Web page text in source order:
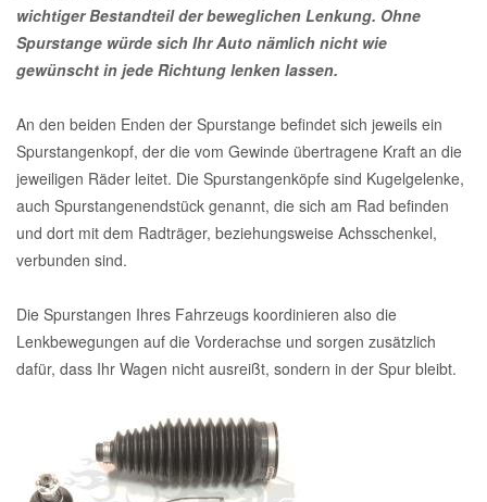
wichtiger Bestandteil der beweglichen Lenkung. Ohne
Spurstange würde sich Ihr Auto nämlich nicht wie
gewünscht in jede Richtung lenken lassen.
An den beiden Enden der Spurstange befindet sich jeweils ein
Spurstangenkopf, der die vom Gewinde übertragene Kraft an die
jeweiligen Räder leitet. Die Spurstangenköpfe sind Kugelgelenke,
auch Spurstangenendstück genannt, die sich am Rad befinden
und dort mit dem Radträger, beziehungsweise Achsschenkel,
verbunden sind.
Die Spurstangen Ihres Fahrzeugs koordinieren also die
Lenkbewegungen auf die Vorderachse und sorgen zusätzlich
dafür, dass Ihr Wagen nicht ausreißt, sondern in der Spur bleibt.